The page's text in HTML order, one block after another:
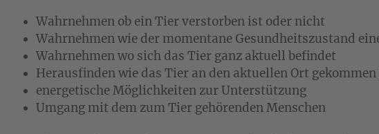
Wahrnehmen ob ein Tier verstorben ist oder nicht
Wahrnehmen wie der momentane Gesundheitszustand
Wahrnehmen wo sich das Tier ganz aktuell befindet
Herausfinden wie das Tier an den aktuellen Ort
energetische Möglichkeiten zur Unterstützung
Umgang mit dem zum Tier gehörenden Menschen